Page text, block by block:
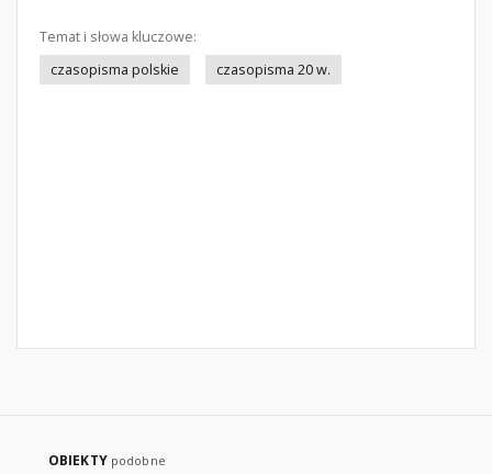
Temat i słowa kluczowe:
czasopisma polskie
czasopisma 20 w.
OBIEKTY podobne